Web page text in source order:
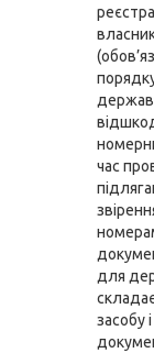
час
для
засобу